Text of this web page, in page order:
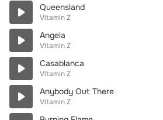
Queensland
Vitamin Z
Angela
Vitamin Z
Casablanca
Vitamin Z
Anybody Out There
Vitamin Z